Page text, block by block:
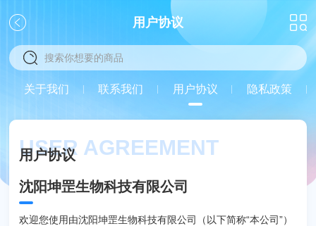
用户协议
关于我们 联系我们 用户协议 隐私政策
USER AGREEMENT
用户协议
沈阳坤罡生物科技有限公司
欢迎您使用由沈阳坤罡生物科技有限公司（以下简称“本公司”）